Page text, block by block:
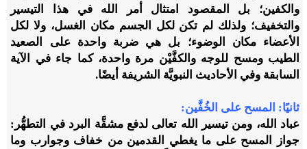
والكفين؛ بل المقصود امتثال أمر الله في هذا التيسير
والتخفيف؛ ولذلك لم تكن لكل الجسم مكان الغسل، ولا لكل
الأعضاء مكان الوضوء؛ بل هي ضربة واحدة على الصعيد
الطيب ومسح للوجه والكفَّيْن مرة واحدة، كما جاء في الآية
السابقة وفي الأحاديث النبويَّة الشريفة أيضًا.
ثانيًا: المسح على الخُفَّين:
عباد الله، ومن تيسير الله تعالى لدفع مشقَّة البرد في التطهُّر:
جواز المسح على ما يغطي القدمين من خفاف وجوارب وما